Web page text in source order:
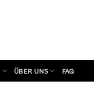
ÜBER UNS FAQ